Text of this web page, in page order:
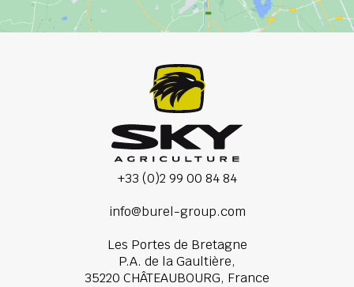
+33 (0)2 99 00 84 84
info@burel-group.com
Les Portes de Bretagne
P.A. de la Gaultière,
35220 CHÂTEAUBOURG, France